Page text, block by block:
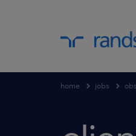
home jobs